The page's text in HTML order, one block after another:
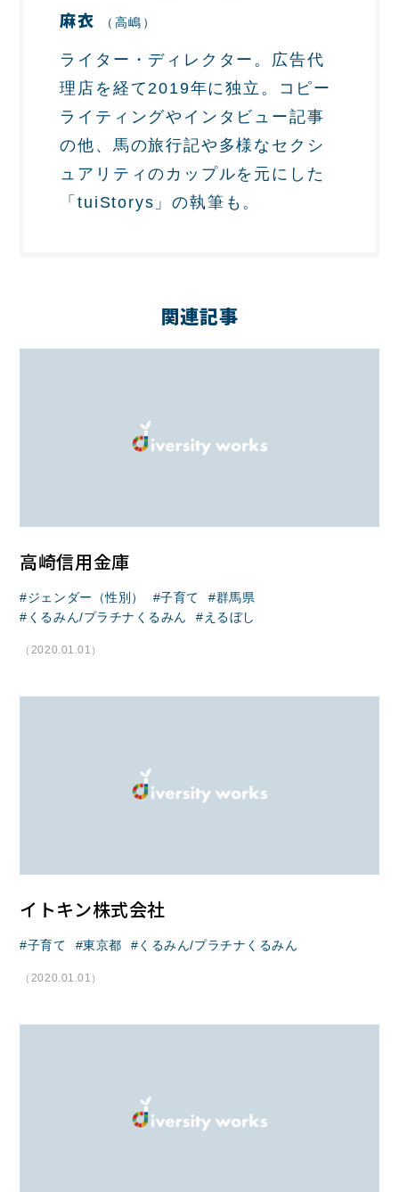
麻衣 （高嶋）
ライター・ディレクター。広告代
理店を経て2019年に独立。コピー
ライティングやインタビュー記事
の他、馬の旅行記や多様なセクシ
ュアリティのカップルを元にした
「tuiStorys」の執筆も。
関連記事
高崎信用金庫
ジェンダー（性別） 子育て
群馬県
くるみん/プラチナくるみん
えるぼし
（2020.01.01）
イトキン株式会社
子育て 東京都 くるみん/プラチナくるみん
（2020.01.01）